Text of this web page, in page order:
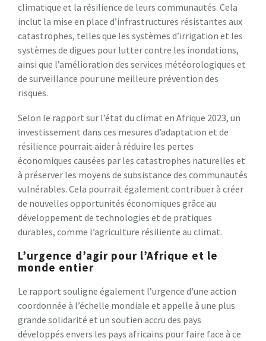
climatique et la résilience de leurs communautés. Cela
inclut la mise en place d’infrastructures résistantes aux
catastrophes, telles que les systèmes d’irrigation et les
systèmes de digues pour lutter contre les inondations,
ainsi que l’amélioration des services météorologiques et
de surveillance pour une meilleure prévention des
risques.
Selon le rapport sur l’état du climat en Afrique 2023, un
investissement dans ces mesures d’adaptation et de
résilience pourrait aider à réduire les pertes
économiques causées par les catastrophes naturelles et
à préserver les moyens de subsistance des communautés
vulnérables. Cela pourrait également contribuer à créer
de nouvelles opportunités économiques grâce au
développement de technologies et de pratiques
durables, comme l’agriculture résiliente au climat.
L’urgence d’agir pour l’Afrique et le
monde entier
Le rapport souligne également l’urgence d’une action
coordonnée à l’échelle mondiale et appelle à une plus
grande solidarité et un soutien accru des pays
développés envers les pays africains pour faire face à ce